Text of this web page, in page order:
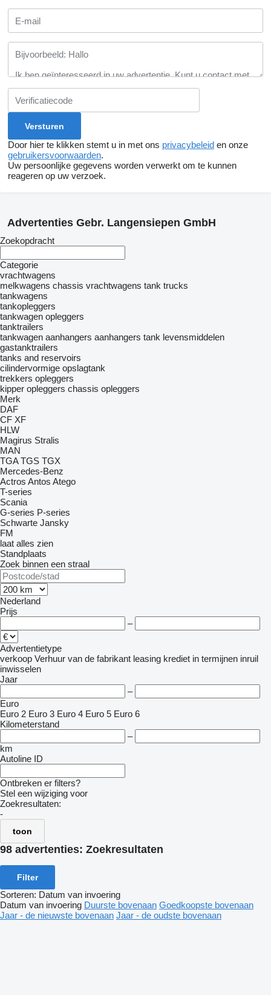
Door hier te klikken stemt u in met ons privacybeleid en onze
gebruikersvoorwaarden.
Uw persoonlijke gegevens worden verwerkt om te kunnen
reageren op uw verzoek.
Advertenties Gebr. Langensiepen GmbH
Zoekopdracht
Categorie
vrachtwagens
melkwagens chassis vrachtwagens tank trucks
tankwagens
tankopleggers
tankwagen opleggers
tanktrailers
tankwagen aanhangers aanhangers tank levensmiddelen
gastanktrailers
tanks and reservoirs
cilindervormige opslagtank
trekkers opleggers
kipper opleggers chassis opleggers
Merk
DAF
CF XF
HLW
Magirus Stralis
MAN
TGA TGS TGX
Mercedes-Benz
Actros Antos Atego
T-series
Scania
G-series P-series
Schwarte Jansky
FM
laat alles zien
Standplaats
Zoek binnen een straal
Nederland
Prijs
–
Advertentietype
verkoop Verhuur van de fabrikant leasing krediet in termijnen inruil
inwisselen
Jaar
–
Euro
Euro 2 Euro 3 Euro 4 Euro 5 Euro 6
Kilometerstand
–
km
Autoline ID
Ontbreken er filters?
Stel een wijziging voor
Zoekresultaten:
-
toon
98 advertenties: Zoekresultaten
Filter
Sorteren: Datum van invoering
Datum van invoering Duurste bovenaan Goedkoopste bovenaan
Jaar - de nieuwste bovenaan Jaar - de oudste bovenaan